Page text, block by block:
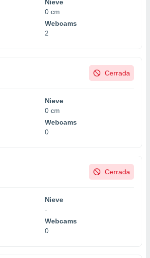
Nieve
0 cm
Webcams
2
Cerrada
Nieve
0 cm
Webcams
0
Cerrada
Nieve
-
Webcams
0